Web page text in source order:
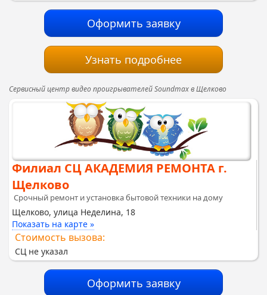
Оформить заявку
Узнать подробнее
Сервисный центр видео проигрывателей Soundmax в Щелково
Филиал СЦ АКАДЕМИЯ РЕМОНТА г.
Щелково
Срочный ремонт и установка бытовой техники на дому
Щелково, улица Неделина, 18
Показать на карте »
Стоимость вызова:
СЦ не указал
Оформить заявку